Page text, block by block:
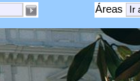
Áreas